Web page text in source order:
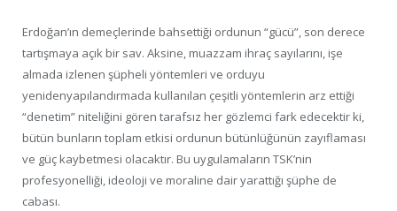
Erdoğan’ın demeçlerinde bahsettiği ordunun “gücü”, son derece
tartışmaya açık bir sav. Aksine, muazzam ihraç sayılarını, işe
almada izlenen şüpheli yöntemleri ve orduyu
yenidenyapılandırmada kullanılan çeşitli yöntemlerin arz ettiği
“denetim” niteliğini gören tarafsız her gözlemci fark edecektir ki,
bütün bunların toplam etkisi ordunun bütünlüğünün zayıflaması
ve güç kaybetmesi olacaktır. Bu uygulamaların TSK’nin
profesyonelliği, ideoloji ve moraline dair yarattığı şüphe de
cabası.